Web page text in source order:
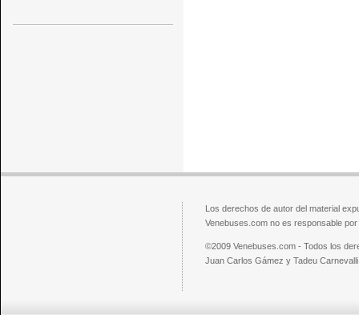
Los derechos de autor del material
Venebuses.com no es responsable
©2009 Venebuses.com - Todos los
Juan Carlos Gámez y Tadeu Carnevalli